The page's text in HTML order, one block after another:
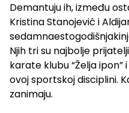
Demantuju ih, između
Kristina Stanojević i
Njih tri su najbolje
karate klubu “Želja
ovoj sportskoj disciplini.
zanimaju.